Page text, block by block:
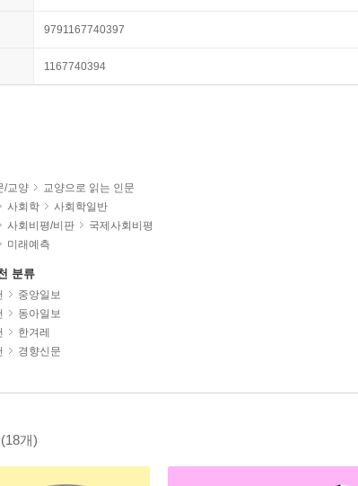
9791167740397
1167740394
/교양
교양으로 읽는 인문
사회학
사회학일반
사회비평/비판
국제사회비평
미래예측
분류
중앙일보
동아일보
한겨레
경향신문
(18개)